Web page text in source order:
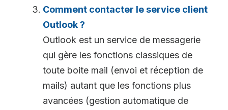
Comment contacter le service client
Outlook ?
Outlook est un service de messagerie
qui gère les fonctions classiques de
toute boite mail (envoi et réception de
mails) autant que les fonctions plus
avancées (gestion automatique de